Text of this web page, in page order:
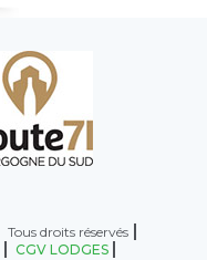
Tous droits réservés
CGV LODGES